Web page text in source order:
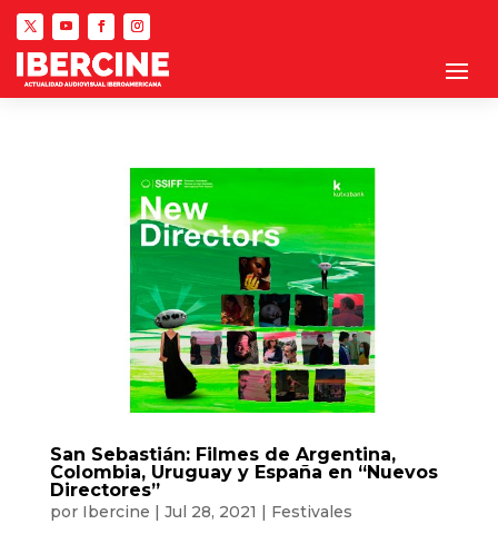
San Sebastián: Filmes de Argentina,
Colombia, Uruguay y España en “Nuevos
Directores”
por Ibercine | Jul 28, 2021 | Festivales